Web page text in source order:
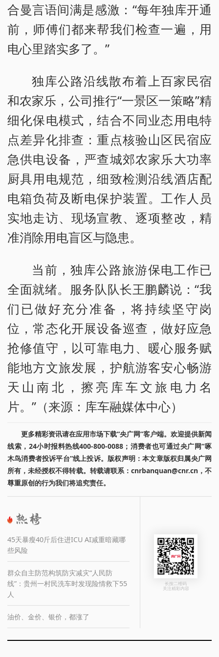
合曼言语间满是感激：“每年独库开通
前，师傅们都来帮我们检查一遍，用
电心里踏实多了。”
独库公路沿线散布着上百家民宿
和农家乐，公司推行“一景区一策略”精
细化保电模式，结合不同业态用电特
点差异化排查：重点核验山区民宿应
急供电设备，严查城郊农家乐大功率
厨具用电规范，细致检测沿线酒店配
电箱负荷及断电保护装置。工作人员
实地走访、现场宣教、逐项整改，精
准消除用电盲区与隐患。
当前，独库公路旅游保电工作已
全面就绪。服务队队长王鹏麟说：“我
们已做好充分准备，将持续坚守岗
位，常态化开展设备巡查，做好应急
抢修值守，以可靠电力、暖心服务赋
能地方文旅发展，护航游客安心畅游
天山南北，擦亮库车文旅电力名
片。”（来源：库车融媒体中心）
更多精彩资讯请在应用市场下载“央广网”客户端。欢迎提供新闻
线索，24小时报料热线400-800-0088；消费者也可通过央广网“啄
木鸟消费者投诉平台”线上投诉。版权声明：本文章版权归属央广网
所有，未经授权不得转载。转载请联系：cnrbanquan@cnr.cn，不
尊重原创的行为我们将追究责任。
45天暴瘦40斤后住进ICU AI减重暗藏哪
些风险
群众自主防范构筑防灾减灾“人民防
线”：贵州一村民洗车时发现险情救下55
人
油价、金价、银价，都涨了
长按二维码
关注精彩内容